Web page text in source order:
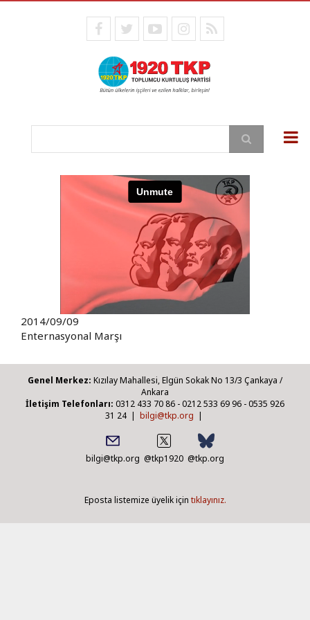
facebooktwitteryoutubeinstagram
RSS
Ara
2014/09/09
Enternasyonal Marşı
Genel Merkez: Kızılay Mahallesi, Elgün Sokak No 13/3 Çankaya /
Ankara
İletişim Telefonları: 0312 433 70 86 - 0212 533 69 96 - 0535 926
31 24 | bilgi@tkp.org |
bilgi@tkp.org @tkp1920 @tkp.org
Eposta listemize üyelik için tıklayınız.